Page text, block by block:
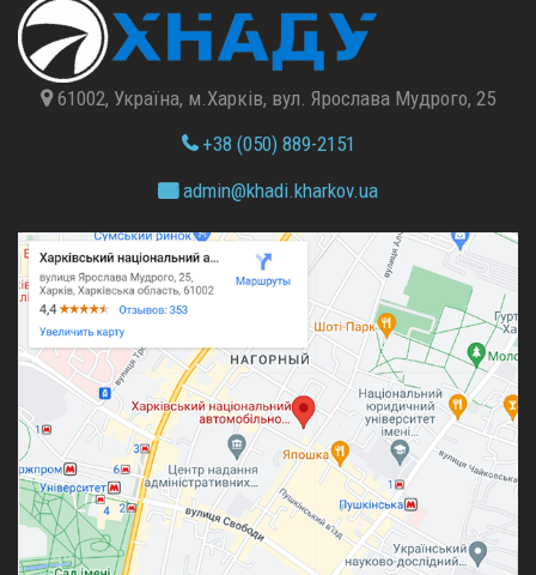
61002, Україна, м.Харків, вул. Ярослава Мудрого, 25
+38 (050) 889-2151
admin@khadi.kharkov.ua